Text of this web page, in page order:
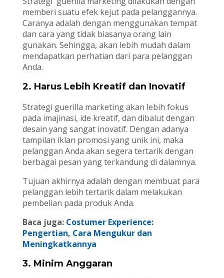
memberi suatu efek kejut pada pelanggannya.
Caranya adalah dengan menggunakan tempat
dan cara yang tidak biasanya orang lain
gunakan. Sehingga, akan lebih mudah dalam
mendapatkan perhatian dari para pelanggan
Anda.
2. Harus Lebih Kreatif dan Inovatif
Strategi guerilla marketing akan lebih fokus
pada imajinasi, ide kreatif, dan dibalut dengan
desain yang sangat inovatif. Dengan adanya
tampilan iklan promosi yang unik ini, maka
pelanggan Anda akan segera tertarik dengan
berbagai pesan yang terkandung di dalamnya.
Tujuan akhirnya adalah dengan membuat para
pelanggan lebih tertarik dalam melakukan
pembelian pada produk Anda.
Baca juga: Costumer Experience:
Pengertian, Cara Mengukur dan
Meningkatkannya
3. Minim Anggaran